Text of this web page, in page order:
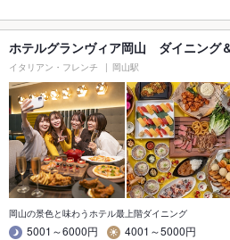
ホテルグランヴィア岡山 ダイニング
イタリアン・フレンチ 岡山駅
岡山の景色と味わうホテル最上階ダイニング
5001～6000円
4001～5000円